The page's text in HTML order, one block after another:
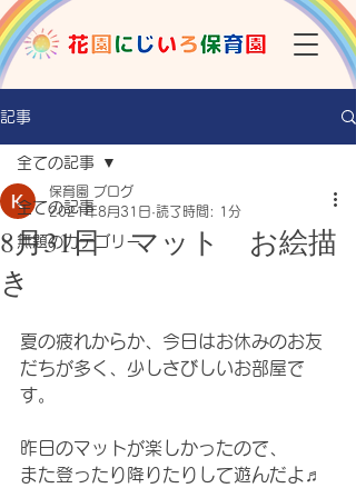
記事
全ての記事
無題のカテゴリー
全ての記事
8月31日 マット お絵描
き
保育園 ブログ
2021年8月31日 読了時間: 1分
夏の疲れからか、今日はお休みのお友
だちが多く、少しさびしいお部屋で
す。
昨日のマットが楽しかったので、
また登ったり降りたりして遊んだよ♬